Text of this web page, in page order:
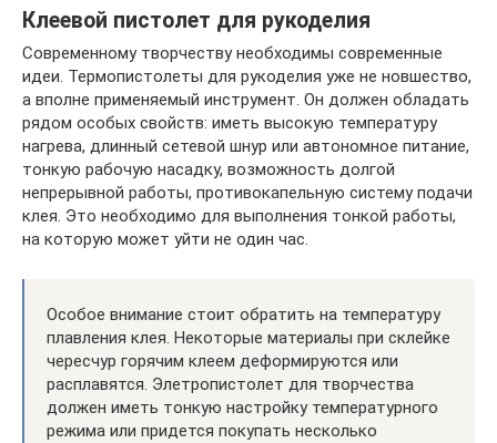
Клеевой пистолет для рукоделия
Современному творчеству необходимы современные
идеи. Термопистолеты для рукоделия уже не новшество,
а вполне применяемый инструмент. Он должен обладать
рядом особых свойств: иметь высокую температуру
нагрева, длинный сетевой шнур или автономное питание,
тонкую рабочую насадку, возможность долгой
непрерывной работы, противокапельную систему подачи
клея. Это необходимо для выполнения тонкой работы,
на которую может уйти не один час.
Особое внимание стоит обратить на температуру
плавления клея. Некоторые материалы при склейке
чересчур горячим клеем деформируются или
расплавятся. Элетропистолет для творчества
должен иметь тонкую настройку температурного
режима или придется покупать несколько